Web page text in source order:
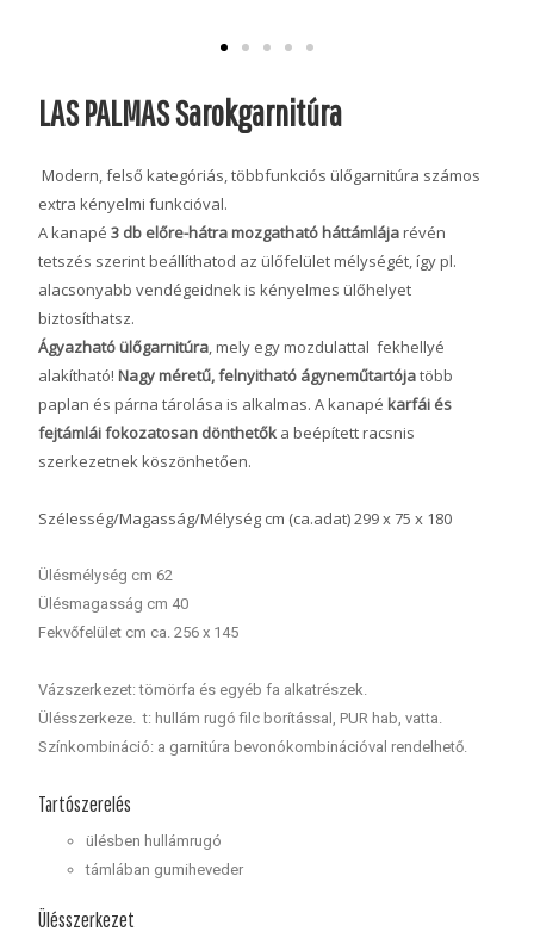
LAS PALMAS Sarokgarnitúra
Modern, felső kategóriás, többfunkciós ülőgarnitúra számos
extra kényelmi funkcióval.
A kanapé3 db előre-hátra mozgatható háttámlájarévén
tetszés szerint beállíthatod az ülőfelület mélységét, így pl.
alacsonyabb vendégeidnek is kényelmes ülőhelyet
biztosíthatsz.
Ágyazható ülőgarnitúra, mely egy mozdulattal fekhellyé
alakítható!Nagy méretű, felnyitható ágyneműtartójatöbb
paplan és párna tárolása is alkalmas. A kanapékarfái és
fejtámláifokozatosan dönthetők a beépített racsnis
szerkezetnek köszönhetően.
Szélesség/Magasság/Mélység cm (ca.adat) 299 x 75 x 180
Ülésmélység cm 62
Ülésmagasság cm 40
Fekvőfelület cm ca. 256 x 145
Vázszerkezet: tömörfa és egyéb fa alkatrészek.
Ülésszerkeze. t: hullám rugó filc borítással, PUR hab, vatta.
Színkombináció: a garnitúra bevonókombinációval rendelhető.
Tartószerelés
ülésben hullámrugó
támlában gumiheveder
Ülésszerkezet